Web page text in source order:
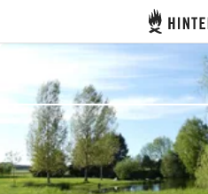
Iniciar sesión